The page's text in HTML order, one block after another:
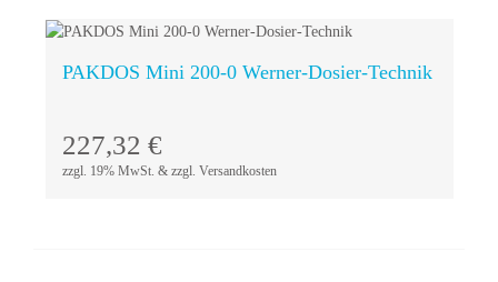
PAKDOS Mini 200-0 Werner-Dosier-Technik
227,32 €
zzgl. 19% MwSt. & zzgl. Versandkosten